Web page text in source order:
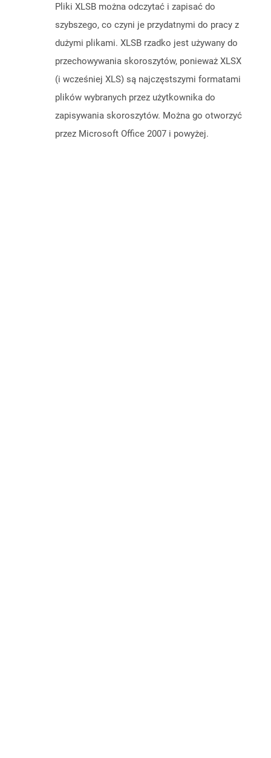
Pliki XLSB można odczytać i zapisać do
szybszego, co czyni je przydatnymi do pracy z
dużymi plikami. XLSB rzadko jest używany do
przechowywania skoroszytów, ponieważ XLSX
(i wcześniej XLS) są najczęstszymi formatami
plików wybranych przez użytkownika do
zapisywania skoroszytów. Można go otworzyć
przez Microsoft Office 2007 i powyżej.